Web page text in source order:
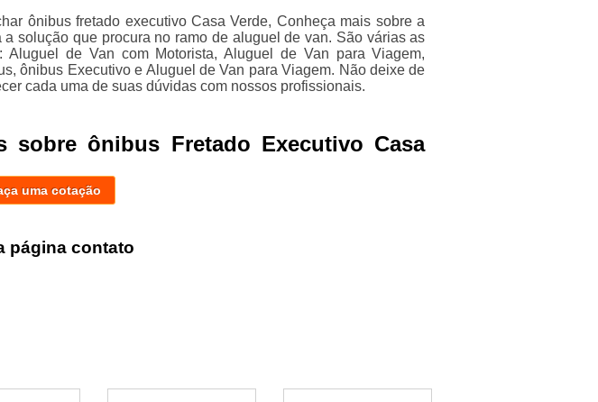
ônibus fretado executivo Casa Verde, Conheça mais sobre a
a solução que procura no ramo de aluguel de van. São várias as
Aluguel de Van com Motorista, Aluguel de Van para Viagem,
ônibus Executivo e Aluguel de Van para Viagem. Não deixe de
cada uma de suas dúvidas com nossos profissionais.
sobre ônibus Fretado Executivo Casa
uma cotação